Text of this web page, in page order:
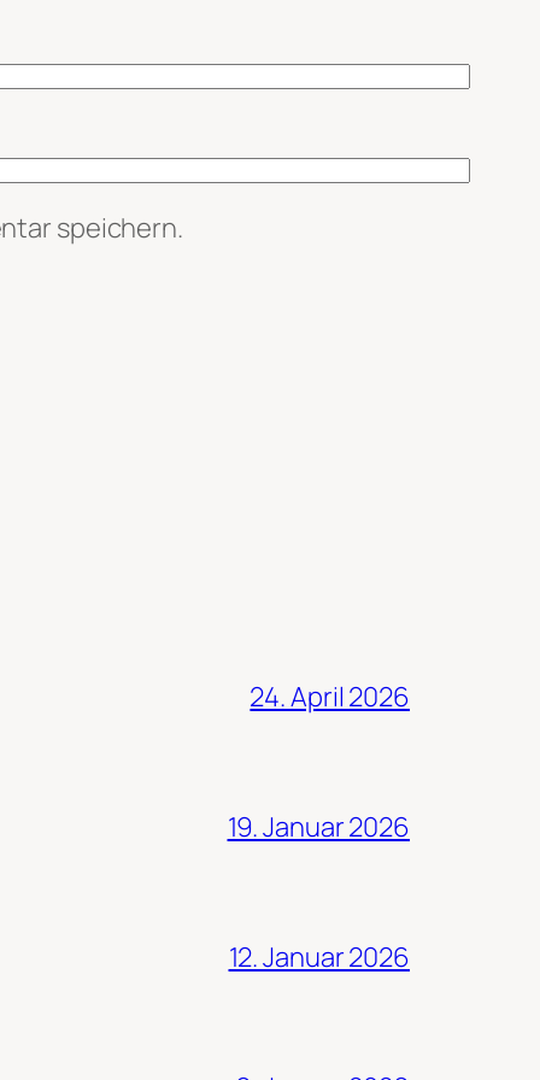
speichern.
24. April 2026
19. Januar 2026
12. Januar 2026